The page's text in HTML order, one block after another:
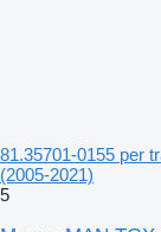
81.35701-0155 per
(2005-2021)
5